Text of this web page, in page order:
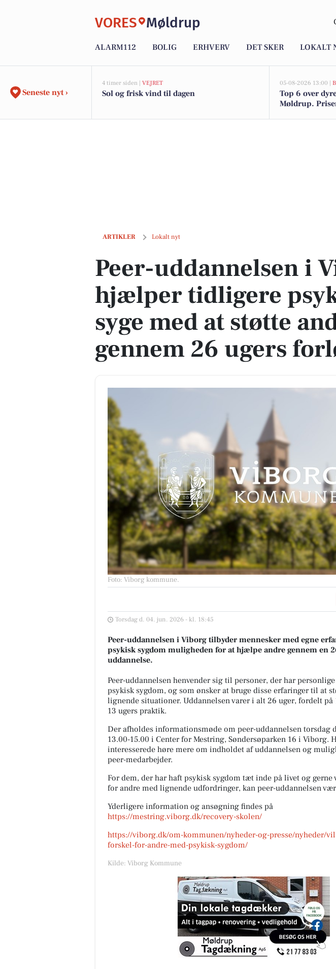
VORES Møldrup
ALARM112 BOLIG ERHVERV DET SKER LOKALT
Seneste nyt ›
4 timer siden | VEJRET
Sol og frisk vind til dagen
05-08-2026 13:00 |
Top 6 over
Møldrup.
ARTIKLER Lokalt nyt
Peer-uddannelsen i Viborg hjælper tidligere psykisk syge med at støtte andre
Peer-uddannelsen i
hjælper tidligere
syge med at støtte
gennem 26 ugers
Foto: Viborg kommune.
Torsdag d. 04. jun. 2026 - kl. 18:45
Peer-uddannelsen i Viborg tilbyder mennesker med egne
psykisk sygdom muligheden for at hjælpe andre gennem en
uddannelse.
Peer-uddannelsen henvender sig til personer, der har
psykisk sygdom, og som ønsker at bruge disse erfaringer til at
lignende situationer. Uddannelsen varer i alt 26 uger, fordelt på
13 ugers praktik.
Der afholdes informationsmøde om peer-uddannelsen torsdag
13.00-15.00 i Center for Mestring, Søndersøparken 16 i Viborg.
interesserede høre mere om indholdet af uddannelsen og
peer-medarbejder.
For dem, der har haft psykisk sygdom tæt inde på livet og gerne
for andre med lignende udfordringer, kan peer-uddannelsen
Yderligere information og ansøgning findes på
https://mestring.viborg.dk/recovery-skolen/
https://viborg.dk/om-kommunen/nyheder-og-presse/nyheder/
forskel-for-andre-med-psykisk-sygdom/
Kilde: Viborg Kommune